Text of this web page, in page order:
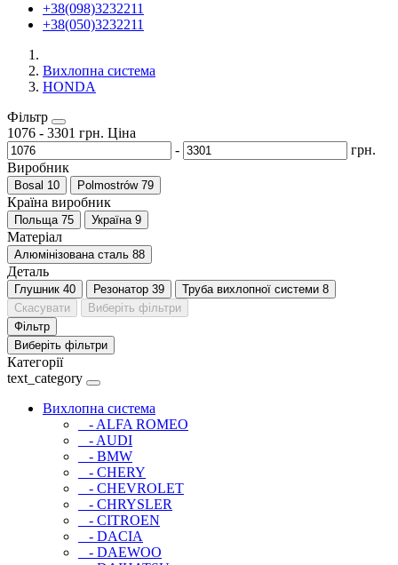
+38(098)3232211
+38(050)3232211
Вихлопна система
HONDA
Фільтр
1076 - 3301 грн. Ціна
-
грн.
Виробник
Bosal 10 Polmostrów 79
Країна виробник
Польща 75 Україна 9
Матеріал
Алюмінізована сталь 88
Деталь
Глушник 40 Резонатор 39 Труба вихлопної системи 8
Скасувати
Виберіть фільтри
Фільтр
Виберіть фільтри
Категорії
text_category
Вихлопна система
- ALFA ROMEO
- AUDI
- BMW
- CHERY
- CHEVROLET
- CHRYSLER
- CITROEN
- DACIA
- DAEWOO